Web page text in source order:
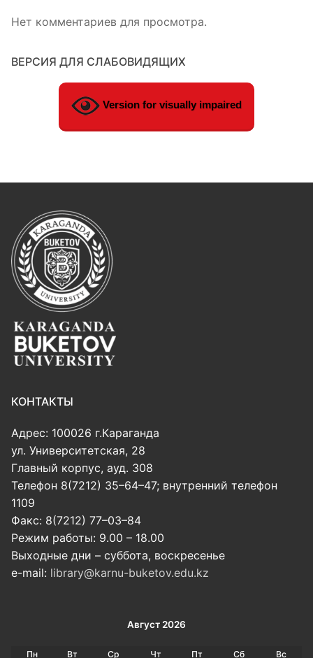
Нет комментариев для просмотра.
ВЕРСИЯ ДЛЯ СЛАБОВИДЯЩИХ
Version for visually impaired
КОНТАКТЫ
Адрес: 100026 г.Караганда
ул. Университетская, 28
Главный корпус, ауд. 308
Телефон 8(7212) 35–64–47; внутренний телефон
1109
Факс: 8(7212) 77–03–84
Режим работы: 9.00 – 18.00
Выходные дни – суббота, воскресенье
e-mail: library@karnu-buketov.edu.kz
Август 2026
Пн Вт Ср Чт Пт Сб Вс